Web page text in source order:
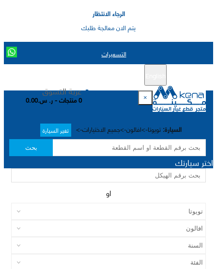
الرجاء الانتظار
يتم الان معالجة طلبك
التسعيرات
عربة التسوق
0 منتجات - ر. س.0.00
السيارة: تويوتا->افالون->جميع الاختيارات-> تغير السيارة
بحث
×
اختر سيارتك
او